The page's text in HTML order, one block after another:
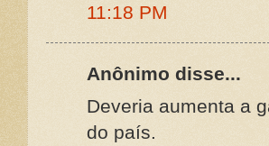
11:18 PM
Anônimo disse...
Deveria aumenta a
do país.